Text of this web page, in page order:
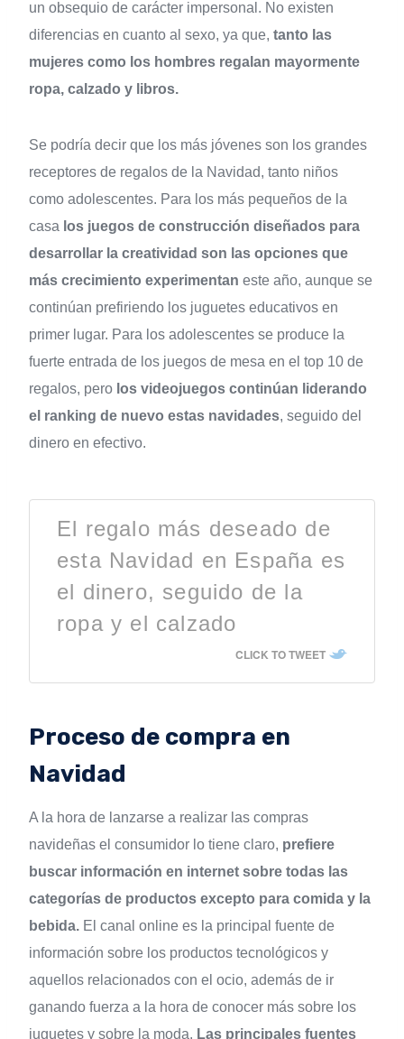
un obsequio de carácter impersonal. No existen
diferencias en cuanto al sexo, ya que, tanto las
mujeres como los hombres regalan mayormente
ropa, calzado y libros.
Se podría decir que los más jóvenes son los grandes
receptores de regalos de la Navidad, tanto niños
como adolescentes. Para los más pequeños de la
casa los juegos de construcción diseñados para
desarrollar la creatividad son las opciones que
más crecimiento experimentan este año, aunque se
continúan prefiriendo los juguetes educativos en
primer lugar. Para los adolescentes se produce la
fuerte entrada de los juegos de mesa en el top 10 de
regalos, pero los videojuegos continúan liderando
el ranking de nuevo estas navidades, seguido del
dinero en efectivo.
El regalo más deseado de
esta Navidad en España es
el dinero, seguido de la
ropa y el calzado
CLICK TO TWEET
Proceso de compra en
Navidad
A la hora de lanzarse a realizar las compras
navideñas el consumidor lo tiene claro, prefiere
buscar información en internet sobre todas las
categorías de productos excepto para comida y la
bebida. El canal online es la principal fuente de
información sobre los productos tecnológicos y
aquellos relacionados con el ocio, además de ir
ganando fuerza a la hora de conocer más sobre los
juguetes y sobre la moda. Las principales fuentes